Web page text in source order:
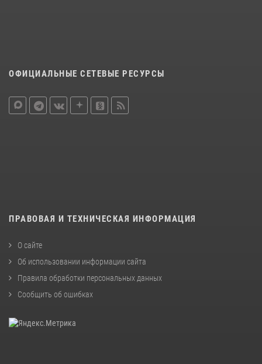
ОФИЦИАЛЬНЫЕ СЕТЕВЫЕ РЕСУРСЫ
ПРАВОВАЯ И ТЕХНИЧЕСКАЯ ИНФОРМАЦИЯ
О сайте
Об использовании информации сайта
Правила обработки персональных данных
Сообщить об ошибках